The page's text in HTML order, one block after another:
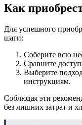
Как
Для успешного
шаги:
Соберите всю
Сравните
Выберите
инструкциям.
Соблюдая эти
без лишних затрат и